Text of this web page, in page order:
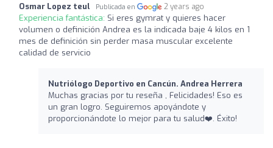
Osmar Lopez teul Publicada en 2 years ago
Experiencia fantástica: Si eres gymrat y quieres hacer
volumen o definición Andrea es la indicada baje 4 kilos en 1
mes de definición sin perder masa muscular excelente
calidad de servicio
Nutriólogo Deportivo en Cancún. Andrea Herrera
Muchas gracias por tu reseña , Felicidades! Eso es
un gran logro. Seguiremos apoyándote y
proporcionándote lo mejor para tu salud❤️‍. Éxito!